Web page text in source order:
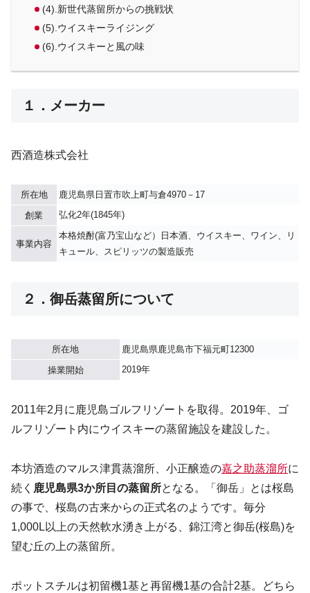
(4).新世代蒸留所からの挑戦状
(5).ウイスキーライジング
(6).ウイスキーと風の味
１．メーカー
西酒造株式会社
所在地
鹿児島県日置市吹上町与倉4970－17
創業
弘化2年(1845年)
事業内容
本格焼酎(富乃宝山など）日本酒、ウイスキー、ワイン、リ
キュール、スピリッツの製造販売
２．御岳蒸留所について
所在地
鹿児島県鹿児島市下福元町12300
操業開始
2019年
2011年2月に鹿児島ゴルフリゾートを取得。2019年、ゴ
ルフリゾート内にウイスキーの蒸留施設を建設した。
本坊酒造のマルス津貫蒸溜所、小正醸造の嘉之助蒸溜所に
続く 鹿児島県3か所目の蒸留所となる。「御岳」とは桜島
の事で、桜島の古来からの正式名のようです。毎分
1,000L以上の天然軟水湧き上がる、錦江湾と御岳(桜島)を
望む丘の上の蒸留所。
ポットスチルは初留機1基と再留機1基の合計2基。どちら